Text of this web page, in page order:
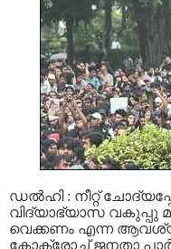
ഡല്‍ഹി : നീറ്റ്
വിദ്യാഭ്യാസ വകുപ്പു
വെക്കണം എന്ന ആവശ്യം
കോക്രോച്ച് ജനതാ